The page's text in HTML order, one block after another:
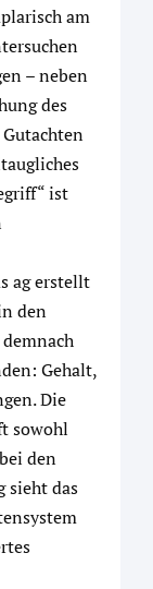
am
– neben
des
ist
ag erstellt
den
Gehalt,
Die
sowohl
den
sieht das